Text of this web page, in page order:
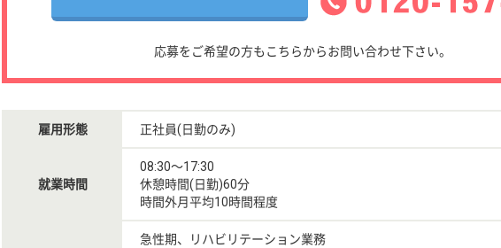
応募をご希望の方もこちらからお問い合わせ下さい。
雇用形態 正社員(日勤のみ)
就業時間
08:30〜17:30
休憩時間(日勤)60分
時間外月平均10時間程度
急性期、リハビリテーション業務